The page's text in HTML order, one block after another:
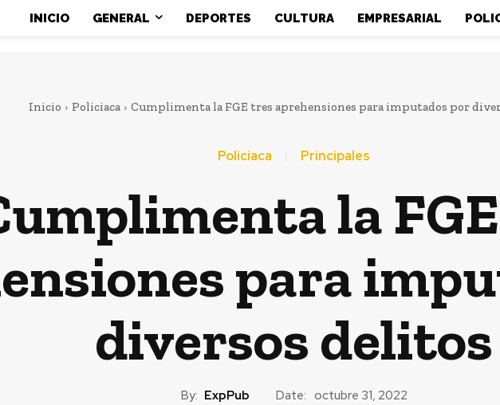
INICIO GENERAL DEPORTES CULTURA EMPRESARIAL
Inicio Policiaca Cumplimenta la FGE tres aprehensiones para imputados por
Policiaca Principales
la
para
diversos delitos
By: ExpPub Date: octubre 31, 2022